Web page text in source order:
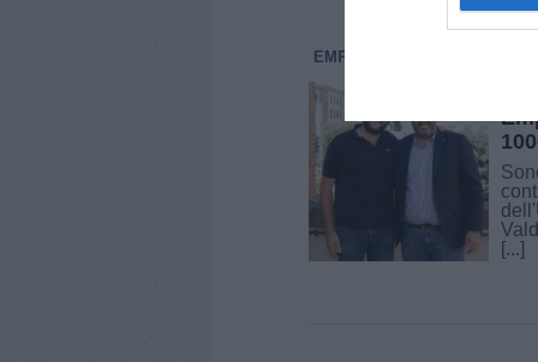
EMPOLESE VALDELSA
[...]